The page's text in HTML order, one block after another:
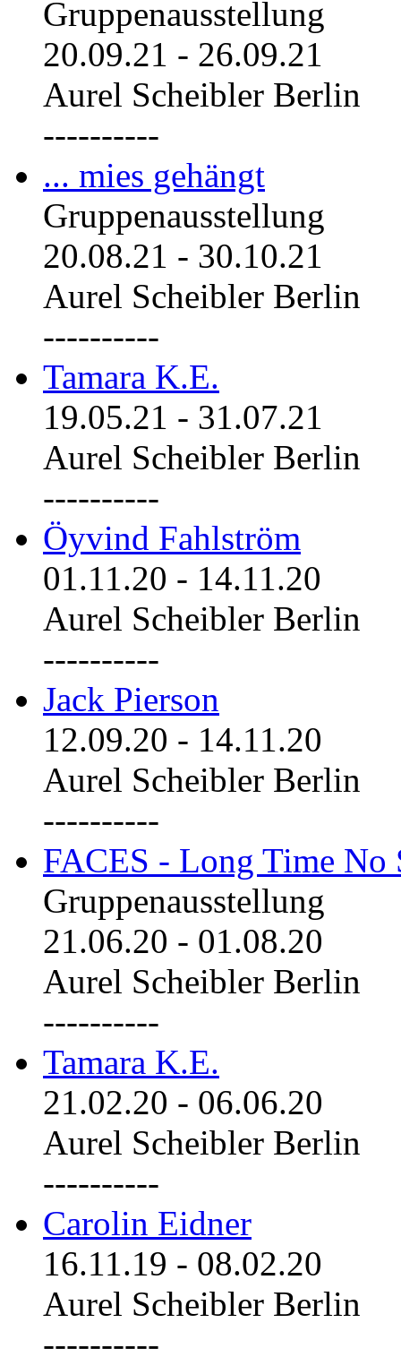
Gruppenausstellung
20.09.21 - 26.09.21
Aurel Scheibler Berlin
----------
... mies gehängt
Gruppenausstellung
20.08.21 - 30.10.21
Aurel Scheibler Berlin
----------
Tamara K.E.
19.05.21 - 31.07.21
Aurel Scheibler Berlin
----------
Öyvind Fahlström
01.11.20 - 14.11.20
Aurel Scheibler Berlin
----------
Jack Pierson
12.09.20 - 14.11.20
Aurel Scheibler Berlin
----------
FACES - Long Time No
Gruppenausstellung
21.06.20 - 01.08.20
Aurel Scheibler Berlin
----------
Tamara K.E.
21.02.20 - 06.06.20
Aurel Scheibler Berlin
----------
Carolin Eidner
16.11.19 - 08.02.20
Aurel Scheibler Berlin
----------